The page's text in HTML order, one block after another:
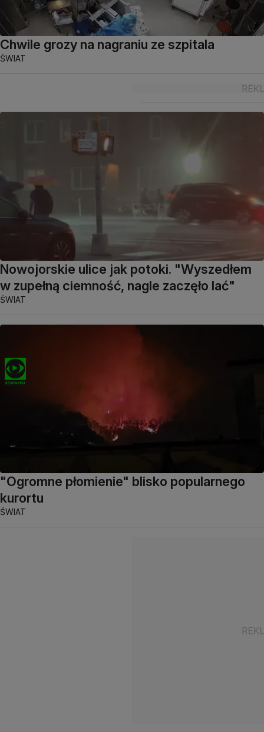
Chwile grozy na nagraniu ze szpitala
ŚWIAT
Nowojorskie ulice jak potoki. "Wyszedłem
w zupełną ciemność, nagle zaczęło lać"
ŚWIAT
"Ogromne płomienie" blisko popularnego
kurortu
ŚWIAT